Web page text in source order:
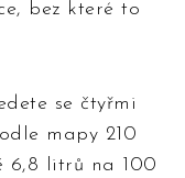
bez které to
se čtyřmi
mapy 210
6,8 litrů na 100